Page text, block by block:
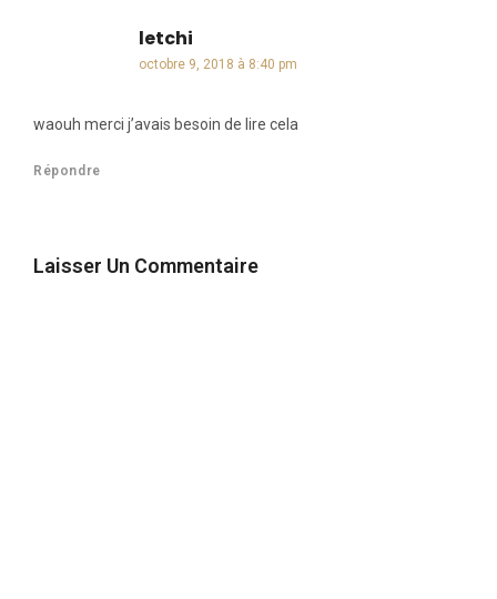
letchi
octobre 9, 2018 à 8:40 pm
waouh merci j’avais besoin de lire cela
Répondre
Laisser Un Commentaire